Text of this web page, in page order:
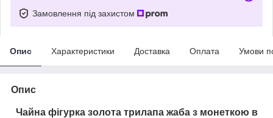
Замовлення під захистом
Опис Характеристики Доставка Оплата Умови
Опис
Чайна фігурка золота трилапа жаба з монеткою в